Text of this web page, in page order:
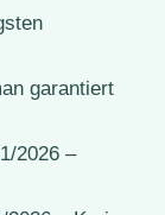
garantiert
2026 –